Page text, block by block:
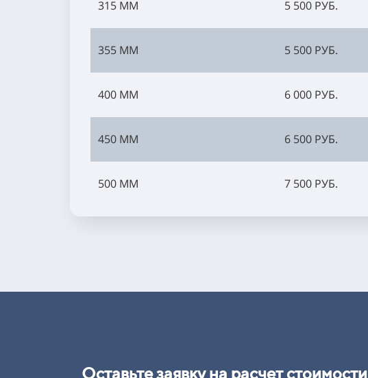
315 ММ 5 500 РУБ.
355 ММ 5 500 РУБ.
400 ММ 6 000 РУБ.
450 ММ 6 500 РУБ.
500 ММ 7 500 РУБ.
Оставьте заявку на расчет стоимости